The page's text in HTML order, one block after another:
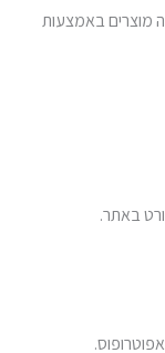
מוצרים באמצעות
באתר.